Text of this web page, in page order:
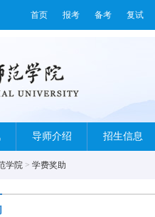
首页 报考 备考 复试
导师介绍 招生信息
学院 > 学费奖助